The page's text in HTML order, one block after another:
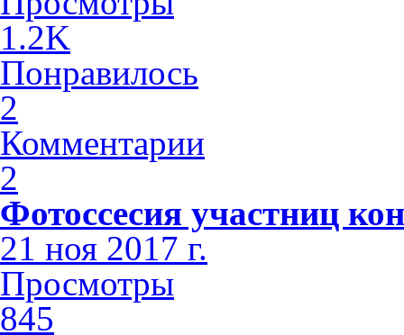
1.2K
Понравилось
2
Комментарии
2
Фотоссесия участниц
21 ноя 2017 г.
Просмотры
845